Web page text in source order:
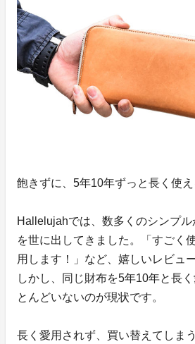
飽きずに、5年10年ずっと長く使え
Hallelujahでは、数多くのシンプ
を世に出してきました。「すごく
用します！」など、嬉しいレビュ
しかし、同じ財布を5年10年と長
とんどいないのが現状です。
長く愛用されず、買い替えてしま